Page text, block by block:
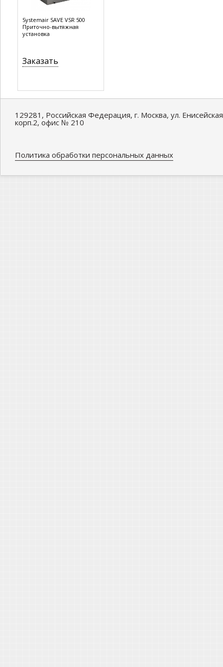
Systemair SAVE VSR 500
Приточно-вытяжная
установка
Заказать
129281, Российская Федерация, г. Москва, ул.
корп.2, офис № 210
Политика обработки персональных данных